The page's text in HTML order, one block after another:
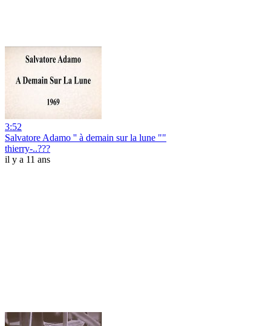
3:52
Salvatore Adamo '' à demain sur la lune ""
thierry-..???
il y a 11 ans